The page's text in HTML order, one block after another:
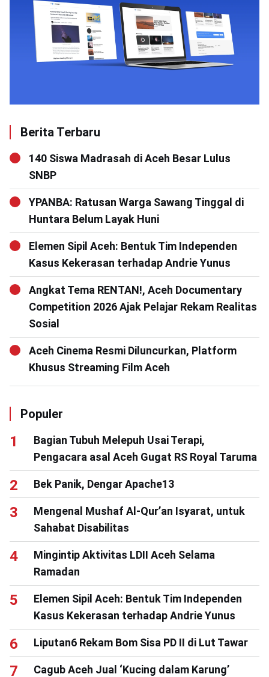
Berita Terbaru
140 Siswa Madrasah di Aceh Besar Lulus
SNBP
YPANBA: Ratusan Warga Sawang Tinggal di
Huntara Belum Layak Huni
Elemen Sipil Aceh: Bentuk Tim Independen
Kasus Kekerasan terhadap Andrie Yunus
Angkat Tema RENTAN!, Aceh Documentary
Competition 2026 Ajak Pelajar Rekam Realitas
Sosial
Aceh Cinema Resmi Diluncurkan, Platform
Khusus Streaming Film Aceh
Populer
Bagian Tubuh Melepuh Usai Terapi,
Pengacara asal Aceh Gugat RS Royal Taruma
Bek Panik, Dengar Apache13
Mengenal Mushaf Al-Qur’an Isyarat, untuk
Sahabat Disabilitas
Mingintip Aktivitas LDII Aceh Selama
Ramadan
Elemen Sipil Aceh: Bentuk Tim Independen
Kasus Kekerasan terhadap Andrie Yunus
Liputan6 Rekam Bom Sisa PD II di Lut Tawar
Cagub Aceh Jual ‘Kucing dalam Karung’